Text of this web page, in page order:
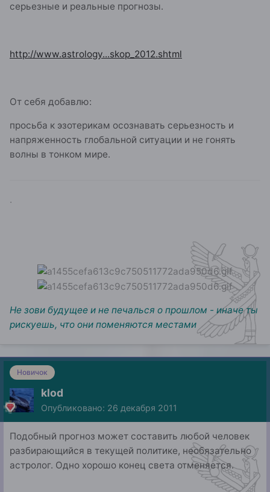
серьезные и реальные прогнозы.
http://www.astrology...skop_2012.shtml
От себя добавлю:
просьба к эзотерикам осознавать серьезность и
напряженность глобальной ситуации и не гонять
волны в тонком мире.
.
Не зови будущее и не печалься о прошлом - иначе ты
рискуешь, что они поменяются местами
Новичок
klod
Опубликовано: 26 декабря 2011
Подобный прогноз может составить любой человек
разбирающийся в текущей политике, необязательно
астролог. Одно хорошо конец света отменяется.